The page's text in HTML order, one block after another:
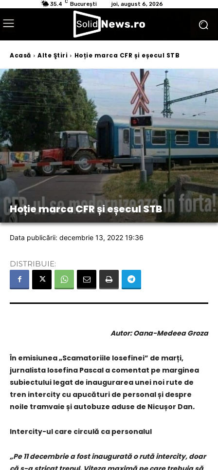
35.4 C București joi, august 6, 2026
Acasă Alte Ştiri Hoție marca CFR și eșecul STB
Hoție marca CFR și eșecul STB
Data publicării: decembrie 13, 2022 19:36
DISTRIBUIE:
Autor: Oana-Medeea Groza
În emisiunea „Scamatoriile Iosefinei” de marți,
jurnalista Iosefina Pascal a comentat pe marginea
subiectului legat de inaugurarea unei noi rute de
tren intercity cu apucături de personal și despre
noile tramvaie și autobuze aduse de Nicușor Dan.
Intercity-ul care circulă ca personalul
„Pe 11 decembrie a fost inaugurată o rută intercity, doar